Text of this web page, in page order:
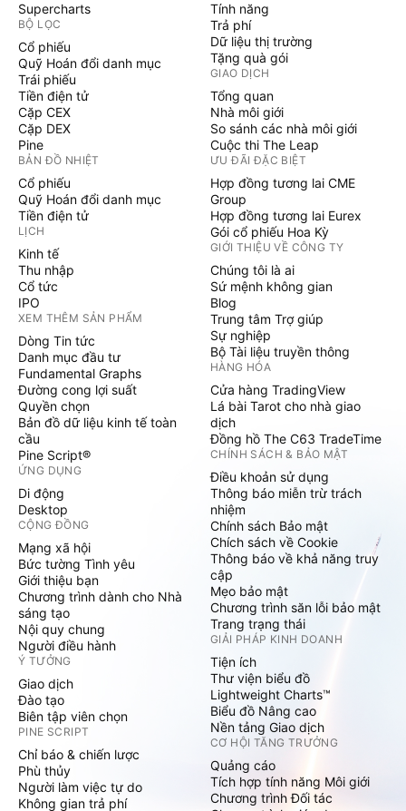
Supercharts
BỘ LỌC
Cổ phiếu
Quỹ Hoán đổi danh mục
Trái phiếu
Tiền điện tử
Cặp CEX
Cặp DEX
Pine
BẢN ĐỒ NHIỆT
Cổ phiếu
Quỹ Hoán đổi danh mục
Tiền điện tử
LỊCH
Kinh tế
Thu nhập
Cổ tức
IPO
XEM THÊM SẢN PHẨM
Dòng Tin tức
Danh mục đầu tư
Fundamental Graphs
Đường cong lợi suất
Quyền chọn
Bản đồ dữ liệu kinh tế toàn
cầu
Pine Script®
ỨNG DỤNG
Di động
Desktop
CỘNG ĐỒNG
Mạng xã hội
Bức tường Tình yêu
Giới thiệu bạn
Chương trình dành cho Nhà
sáng tạo
Nội quy chung
Người điều hành
Ý TƯỞNG
Giao dịch
Đào tạo
Biên tập viên chọn
PINE SCRIPT
Chỉ báo & chiến lược
Phù thủy
Người làm việc tự do
Không gian trả phí
Tính năng
Trả phí
Dữ liệu thị trường
Tặng quà gói
GIAO DỊCH
Tổng quan
Nhà môi giới
So sánh các nhà môi giới
Cuộc thi The Leap
ƯU ĐÃI ĐẶC BIỆT
Hợp đồng tương lai CME
Group
Hợp đồng tương lai Eurex
Gói cổ phiếu Hoa Kỳ
GIỚI THIỆU VỀ CÔNG TY
Chúng tôi là ai
Sứ mệnh không gian
Blog
Trung tâm Trợ giúp
Sự nghiệp
Bộ Tài liệu truyền thông
HÀNG HÓA
Cửa hàng TradingView
Lá bài Tarot cho nhà giao
dịch
Đồng hồ The C63 TradeTime
CHÍNH SÁCH & BẢO MẬT
Điều khoản sử dụng
Thông báo miễn trừ trách
nhiệm
Chính sách Bảo mật
Chích sách về Cookie
Thông báo về khả năng truy
cập
Mẹo bảo mật
Chương trình săn lỗi bảo mật
Trang trạng thái
GIẢI PHÁP KINH DOANH
Tiện ích
Thư viện biểu đồ
Lightweight Charts™
Biểu đồ Nâng cao
Nền tảng Giao dịch
CƠ HỘI TĂNG TRƯỞNG
Quảng cáo
Tích hợp tính năng Môi giới
Chương trình Đối tác